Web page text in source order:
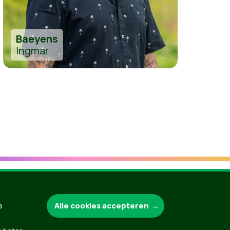
Baeyens
Ingmar
Groen.be
Alle cookies accepteren